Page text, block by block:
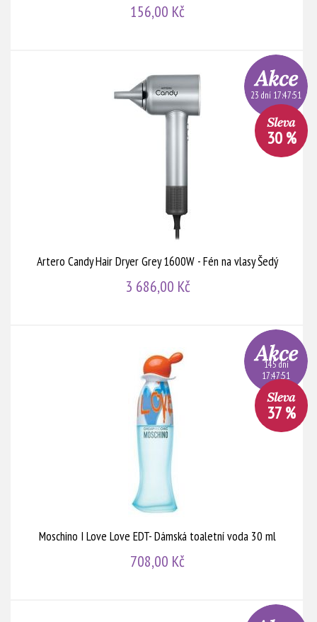
156,00 Kč
Artero Candy Hair Dryer Grey 1600W - Fén na vlasy Šedý
3 686,00 Kč
23 dní 17:47:51
30 %
Moschino I Love Love EDT- Dámská toaletní voda 30 ml
708,00 Kč
145 dní
17:47:51
37 %